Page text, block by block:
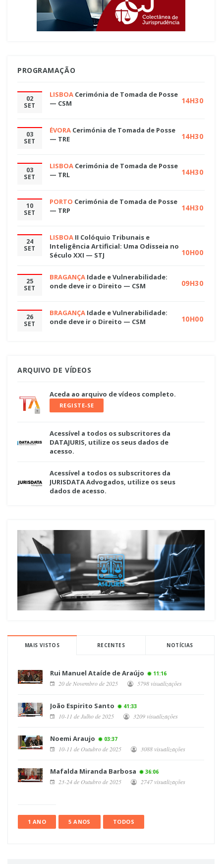
PROGRAMAÇÃO
02
SET
LISBOA Cerimónia de Tomada de Posse
— CSM
14H30
03
SET
ÉVORA Cerimónia de Tomada de Posse
— TRE
14H30
03
SET
LISBOA Cerimónia de Tomada de Posse
— TRL
14H30
10
SET
PORTO Cerimónia de Tomada de Posse
— TRP
14H30
24
SET
LISBOA II Colóquio Tribunais e
Inteligência Artificial: Uma Odisseia no
Século XXI — STJ
10H00
25
SET
BRAGANÇA Idade e Vulnerabilidade:
onde deve ir o Direito — CSM
09H30
26
SET
BRAGANÇA Idade e Vulnerabilidade:
onde deve ir o Direito — CSM
10H00
ARQUIVO DE VÍDEOS
Aceda ao arquivo de vídeos completo.
REGISTE-SE
Acessível a todos os subscritores da
DATAJURIS, utilize os seus dados de
acesso.
Acessível a todos os subscritores da
JURISDATA Advogados, utilize os seus
dados de acesso.
MAIS VISTOS RECENTES NOTÍCIAS
Rui Manuel Ataíde de Araújo 11:16
20 de Novembro de 2025 5798 visualizações
João Espirito Santo 41:33
10-11 de Julho de 2025 3209 visualizações
Noemi Araujo 03:37
10-11 de Outubro de 2025 3088 visualizações
Mafalda Miranda Barbosa 36:06
23-24 de Outubro de 2025 2747 visualizações
1 ANO 5 ANOS TODOS